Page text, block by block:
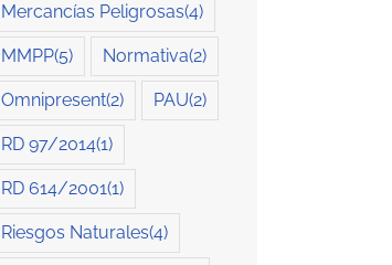
Mercancías Peligrosas(4)
MMPP(5) Normativa(2)
Omnipresent(2) PAU(2)
RD 97/2014(1)
RD 614/2001(1)
Riesgos Naturales(4)